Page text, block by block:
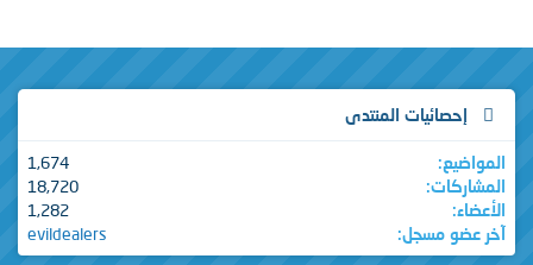
إحصائيات المنتدى
المواضيع
1,674
المشاركات
18,720
الأعضاء
1,282
آخر عضو مسجل
evildealers